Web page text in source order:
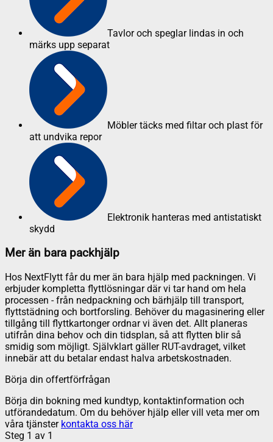
Tavlor och speglar lindas in och
märks upp separat
Möbler täcks med filtar och plast för
att undvika repor
Elektronik hanteras med antistatiskt
skydd
Mer än bara packhjälp
Hos NextFlytt får du mer än bara hjälp med packningen. Vi
erbjuder kompletta flyttlösningar där vi tar hand om hela
processen - från nedpackning och bärhjälp till transport,
flyttstädning och bortforsling. Behöver du magasinering eller
tillgång till flyttkartonger ordnar vi även det. Allt planeras
utifrån dina behov och din tidsplan, så att flytten blir så
smidig som möjligt. Självklart gäller RUT-avdraget, vilket
innebär att du betalar endast halva arbetskostnaden.
Börja din offertförfrågan
Börja din bokning med kundtyp, kontaktinformation och
utförandedatum. Om du behöver hjälp eller vill veta mer om
våra tjänster kontakta oss här
Steg 1 av 1